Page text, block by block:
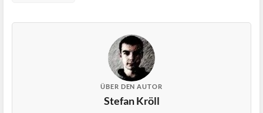
ÜBER DEN AUTOR
Stefan Kröll